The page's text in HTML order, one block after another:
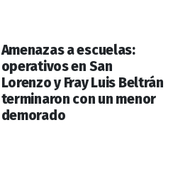
Amenazas a escuelas:
operativos en San
Lorenzo y Fray Luis Beltrán
terminaron con un menor
demorado